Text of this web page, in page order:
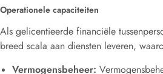
Operationele capaciteiten
Als gelicentieerde financiële
breed scala aan diensten leveren,
Vermogensbeheer: